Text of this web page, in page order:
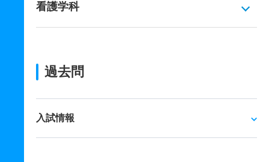
看護学科
過去問
入試情報